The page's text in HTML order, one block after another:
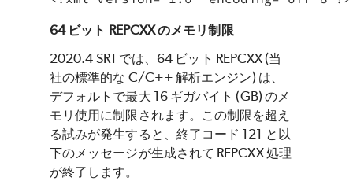
64 ビット REPCXX のメモリ制限
2020.4 SR1 では、64 ビット REPCXX (当
社の標準的な C/C++ 解析エンジン) は、
デフォルトで最大 16 ギガバイト (GB) のメ
モリ使用に制限されます。この制限を超え
る試みが発生すると、終了コード 121 と以
下のメッセージが生成されて REPCXX 処理
が終了します。